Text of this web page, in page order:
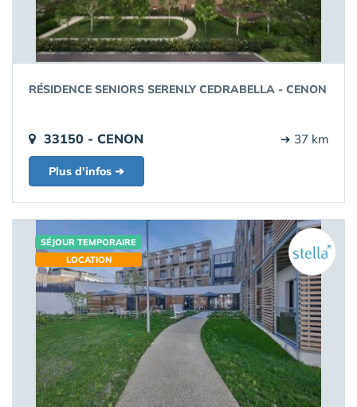
RÉSIDENCE SENIORS SERENLY CEDRABELLA - CENON
33150 - CENON ➔ 37 km
Plus d'infos ➔
SÉJOUR TEMPORAIRE
LOCATION